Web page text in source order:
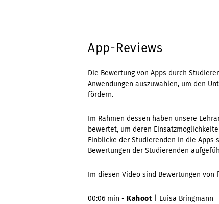
App-Reviews
Die Bewertung von Apps durch
Anwendungen auszuwählen, um den
fördern.
Im Rahmen dessen haben unsere
bewertet, um deren
Einblicke der Studierenden in die Apps
Bewertungen der Studierenden
Im diesen Video sind Bewertungen von
00:06 min - Kahoot| Luisa Bringmann